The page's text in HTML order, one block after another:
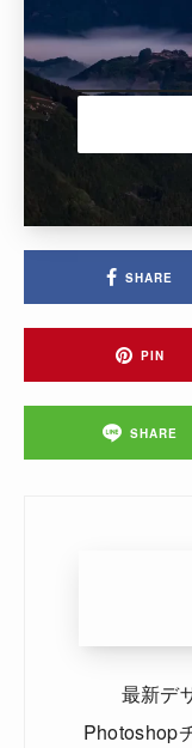
SHARE
PIN
SHARE
最新デ
Photoshop